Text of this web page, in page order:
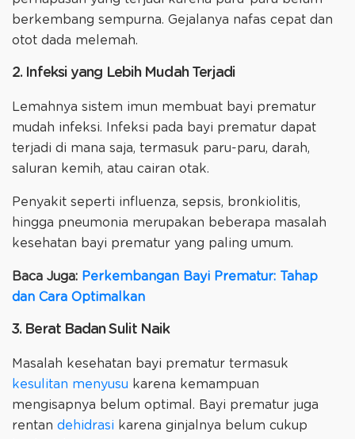
berkembang sempurna. Gejalanya nafas cepat dan
otot dada melemah.
2. Infeksi yang Lebih Mudah Terjadi
Lemahnya sistem imun membuat bayi prematur
mudah infeksi. Infeksi pada bayi prematur dapat
terjadi di mana saja, termasuk paru-paru, darah,
saluran kemih, atau cairan otak.
Penyakit seperti influenza, sepsis, bronkiolitis,
hingga pneumonia merupakan beberapa masalah
kesehatan bayi prematur yang paling umum.
Baca Juga: Perkembangan Bayi Prematur: Tahap
dan Cara Optimalkan
3. Berat Badan Sulit Naik
Masalah kesehatan bayi prematur termasuk
kesulitan menyusu karena kemampuan
mengisapnya belum optimal. Bayi prematur juga
rentan dehidrasi karena ginjalnya belum cukup